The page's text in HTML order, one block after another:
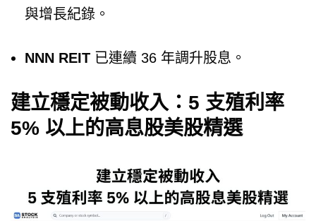
與增長紀錄。
NNN REIT 已連續 36 年調升股息。
建立穩定被動收入：5 支殖利率
5% 以上的高息股美股精選